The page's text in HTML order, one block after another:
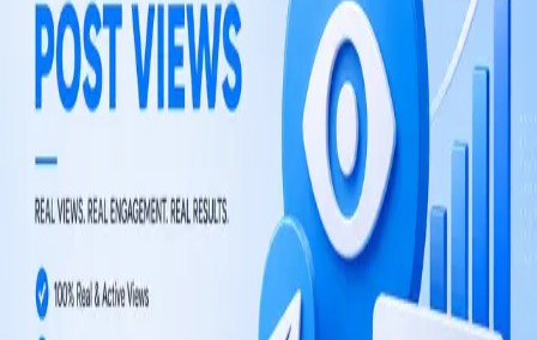
реакции и долгосрочный рост каналов.
TM не связан с Telegram Messenger LLP.
Telegram-боты
КОМПАНИЯ
ПРАВОВАЯ ИНФОРМАЦИЯ
Условия использования
Политика возврата